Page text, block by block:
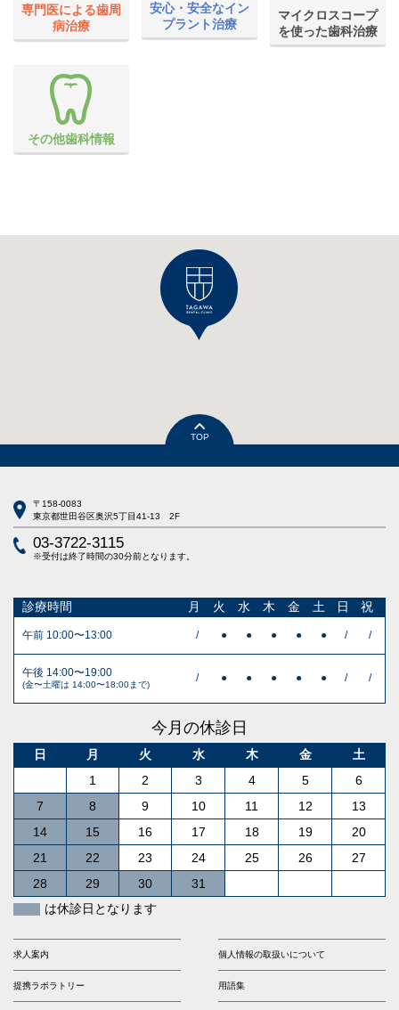
専門医による歯周
病治療
安心・安全なイン
プラント治療
マイクロスコープ
を使った歯科治療
その他歯科情報
TOP
〒158-0083
東京都世田谷区奥沢5丁目41-13 2F
03-3722-3115
※受付は終了時間の30分前となります。
診療時間 月 火 水 木 金 土 日 祝
午前 10:00〜13:00 / ● ● ● ● ● / /
午後 14:00〜19:00
(金〜土曜は 14:00〜18:00まで)
/ ● ● ● ● ● / /
今月の休診日
日 月 火 水 木 金
土
1
2 3 4 5
6
7
8 9 10 11 12
13
14
15 16 17 18 19
20
21
22 23 24 25 26
27
28
29 30
31
は休診日となります
求人案内 個人情報の取扱いについて
提携ラボラトリー 用語集